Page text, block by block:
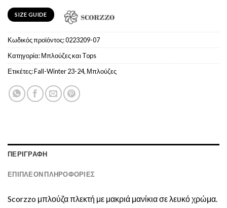
SIZE GUIDE
Κωδικός προϊόντος:0223209-07
Κατηγορία:Μπλούζες και Tops
Ετικέτες:Fall-Winter 23-24, Μπλούζες
ΠΕΡΙΓΡΑΦΉ
ΕΠΙΠΛΈΟΝ ΠΛΗΡΟΦΟΡΊΕΣ
Scorzzo μπλούζα πλεκτή με μακριά μανίκια σε λευκό χρώμα.